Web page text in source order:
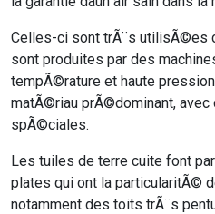
Celles-ci sont trÃ¨s utilisÃ©es
sont produites par des
tempÃ©rature et haute
matÃ©riau prÃ©dominant,
spÃ©ciales.
Les tuiles de terre cuite font
plates qui ont la particularitÃ©
notamment des toits trÃ¨s